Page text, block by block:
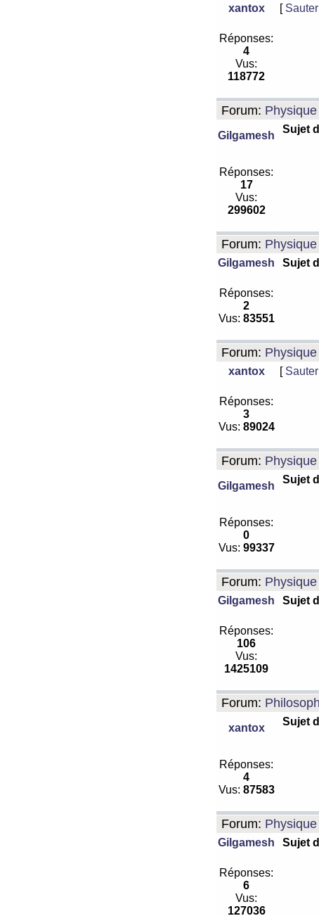
xantox [
Réponses:
4
Vus:
118772
Forum: Physique
Gilgamesh
Sujet
Réponses:
17
Vus:
299602
Forum: Physique
Gilgamesh Sujet
Réponses:
2
Vus: 83551
Forum: Physique
xantox [
Réponses:
3
Vus: 89024
Forum: Physique
Gilgamesh
Sujet
Réponses:
0
Vus: 99337
Forum: Physique
Gilgamesh Sujet
Réponses:
106
Vus:
1425109
Forum:
xantox
Sujet
Réponses:
4
Vus: 87583
Forum: Physique
Gilgamesh Sujet
Réponses:
6
Vus:
127036